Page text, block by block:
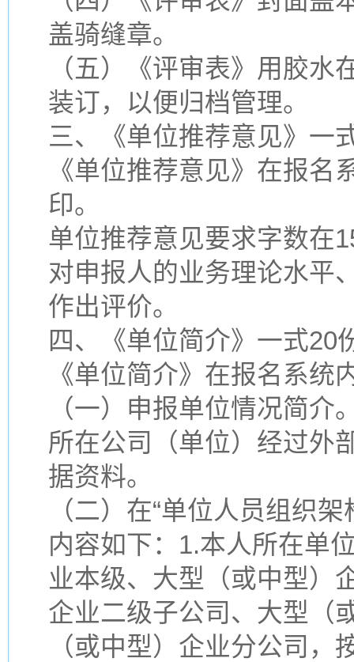
盖骑缝章。
（五）《评审表》用胶
装订，以便归档管理。
三、《单位推荐意见》一
《单位推荐意见》在报
印。
单位推荐意见要求字数在
对申报人的业务理论水平
作出评价。
四、《单位简介》一式20
《单位简介》在报名系
（一）申报单位情况简
所在公司（单位）经过外
据资料。
（二）在“单位人员组织
内容如下：1.本人所在单
业本级、大型（或中型）
企业二级子公司、大型（
（或中型）企业分公司